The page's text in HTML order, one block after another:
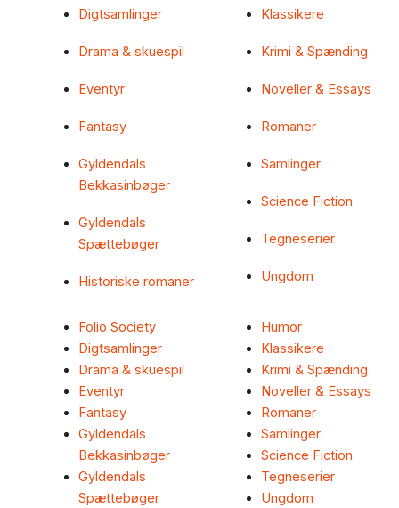
Digtsamlinger
Drama & skuespil
Eventyr
Fantasy
Gyldendals
Bekkasinbøger
Gyldendals
Spættebøger
Historiske romaner
Klassikere
Krimi & Spænding
Noveller & Essays
Romaner
Samlinger
Science Fiction
Tegneserier
Ungdom
Folio Society
Digtsamlinger
Drama & skuespil
Eventyr
Fantasy
Gyldendals
Bekkasinbøger
Gyldendals
Spættebøger
Humor
Klassikere
Krimi & Spænding
Noveller & Essays
Romaner
Samlinger
Science Fiction
Tegneserier
Ungdom